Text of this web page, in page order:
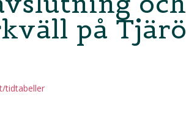
på Tjärö
tidtabeller